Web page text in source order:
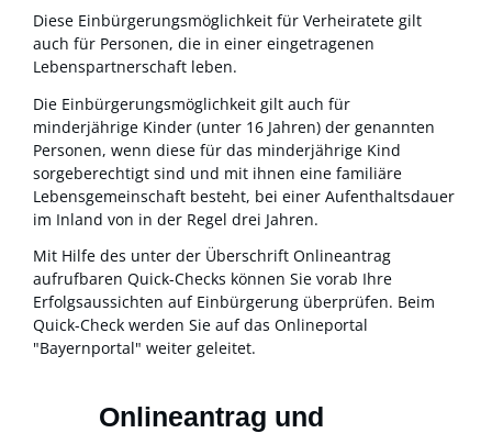
Diese Einbürgerungsmöglichkeit für Verheiratete gilt
auch für Personen, die in einer eingetragenen
Lebenspartnerschaft leben.
Die Einbürgerungsmöglichkeit gilt auch für
minderjährige Kinder (unter 16 Jahren) der genannten
Personen, wenn diese für das minderjährige Kind
sorgeberechtigt sind und mit ihnen eine familiäre
Lebensgemeinschaft besteht, bei einer Aufenthaltsdauer
im Inland von in der Regel drei Jahren.
Mit Hilfe des unter der Überschrift Onlineantrag
aufrufbaren Quick-Checks können Sie vorab Ihre
Erfolgsaussichten auf Einbürgerung überprüfen. Beim
Quick-Check werden Sie auf das Onlineportal
"Bayernportal" weiter geleitet.
Onlineantrag und